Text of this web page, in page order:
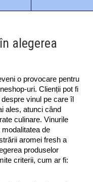
alegerea
o provocare pentru
uri. Clienții pot fi
vinul pe care îl
ales, atunci când
culinare. Vinurile
de
aromei fresh a
produselor
criterii, cum ar fi: